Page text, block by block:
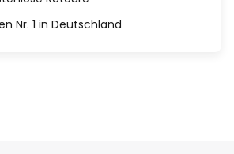
Nr. 1 in Deutschland